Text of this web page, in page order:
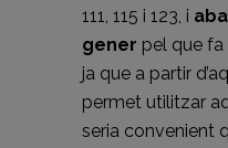
111, 115 i 123, i
gener pel que fa
ja que a partir
permet utilitzar
seria convenient